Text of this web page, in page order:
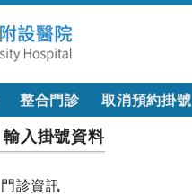
整合門診 取消預約掛號
輸入掛號資料
門診資訊